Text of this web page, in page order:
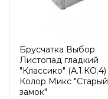
Брусчатка Выбор
Листопад гладкий
"Классико" (А.1.КО.4)
Колор Микс "Старый
замок"